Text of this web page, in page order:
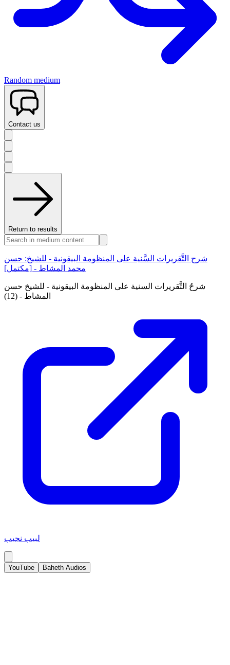
Random medium
Contact us
Return to results
شرح التَّقريرات السَّنية على المنظومة البيقونية - للشيخ: حسن
محمد المشاط - [مكتمل]
شرحُ التَّقريرات السنية على المنظومة البيقونية - للشيخ حسن
المشاط - (12)
لبيب نجيب
YouTube Baheth Audios